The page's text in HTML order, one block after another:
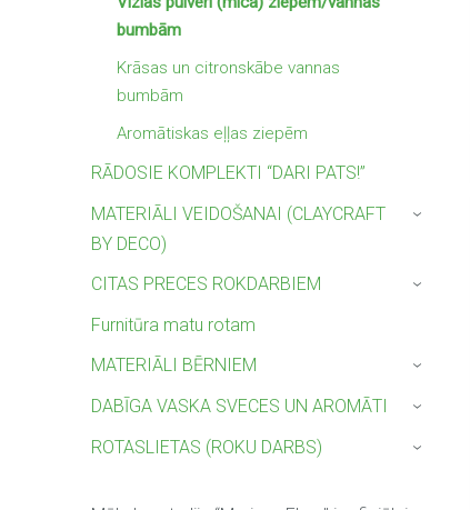
bumbām
Krāsas un citronskābe vannas
bumbām
Aromātiskas eļļas ziepēm
RĀDOSIE KOMPLEKTI “DARI PATS!”
MATERIĀLI VEIDOŠANAI (CLAYCRAFT
BY DECO)
›
CITAS PRECES ROKDARBIEM ›
Furnitūra matu rotam
MATERIĀLI BĒRNIEM
›
DABĪGA VASKA SVECES UN AROMĀTI ›
ROTASLIETAS (ROKU DARBS) ›